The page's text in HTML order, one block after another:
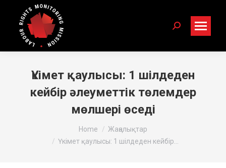
Search:
Үкімет қаулысы: 1 шілдеден
кейбір әлеуметтік төлемдер
мөлшері өседі
Home
Жаңалықтар
Үкімет қаулысы: 1 шілдеден кейбір…